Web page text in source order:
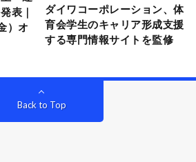
表｜
）オ
ダイワコーポレーション、体
育会学生のキャリア形成支援
する専門情報サイトを監修
Back to Top